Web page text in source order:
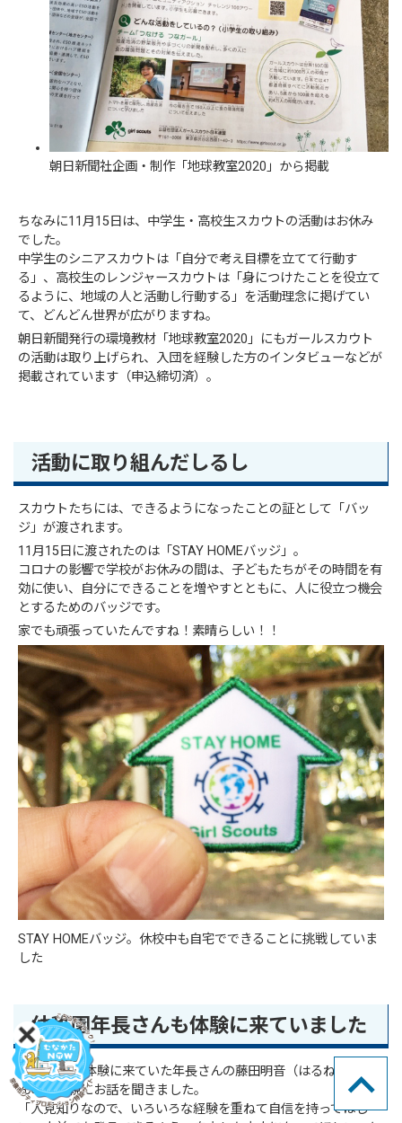
朝日新聞社企画・制作「地球教室2020」から掲載
ちなみに11月15日は、中学生・高校生スカウトの活動はお休み
でした。
中学生のシニアスカウトは「自分で考え目標を立てて行動す
る」、高校生のレンジャースカウトは「身につけたことを役立て
るように、地域の人と活動し行動する」を活動理念に掲げてい
て、どんどん世界が広がりますね。
朝日新聞発行の環境教材「地球教室2020」にもガールスカウト
の活動は取り上げられ、入団を経験した方のインタビューなどが
掲載されています（申込締切済）。
活動に取り組んだしるし
スカウトたちには、できるようになったことの証として「バッ
ジ」が渡されます。
11月15日に渡されたのは「STAY HOMEバッジ」。
コロナの影響で学校がお休みの間は、子どもたちがその時間を有
効に使い、自分にできることを増やすとともに、人に役立つ機会
とするためのバッジです。
家でも頑張っていたんですね！素晴らしい！！
STAY HOMEバッジ。休校中も自宅でできることに挑戦していま
した
幼稚園年長さんも体験に来ていました
11月15日、体験に来ていた年長さんの藤田明音（はるね）ちゃ
んのご両親にお話を聞きました。
「人見知りなので、いろいろな経験を重ねて自信を持ってほし